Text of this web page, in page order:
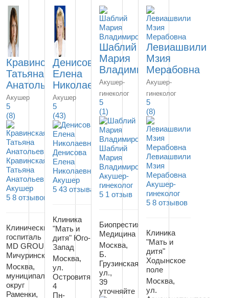
Кравинская
Татьяна
Анатольевна
Акушер
5
(8)
Кравинская
Татьяна
Анатольевна
Акушер
5 8 отзывов
Клинический
госпиталь
MD GROUP
Мичуринский
Москва,
муниципальный
округ
Раменки,
Денисова
Елена
Николаевна
Акушер
5
(43)
Денисова
Елена
Николаевна
Акушер
5 43 отзыва
Клиника
"Мать и
дитя" Юго-
Запад
Москва,
ул.
Островитянова,
4
Пн-
Шаблий
Мария
Владимировна
Акушер-
гинеколог
5
(1)
Шаблий
Мария
Владимировна
Акушер-
гинеколог
5 1 отзыв
Биопрестиж
Медицина
Москва,
Б.
Грузинская
ул.,
39
уточняйте
Левиашвили
Мзия
Мерабовна
Акушер-
гинеколог
5
(8)
Левиашвили
Мзия
Мерабовна
Акушер-
гинеколог
5 8 отзывов
Клиника
"Мать и
дитя"
Ходынское
поле
Москва,
ул.